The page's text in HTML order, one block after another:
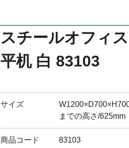
スチールオフィ
平机 白 83103
サイズ
までの高さ/
商品コード 83103